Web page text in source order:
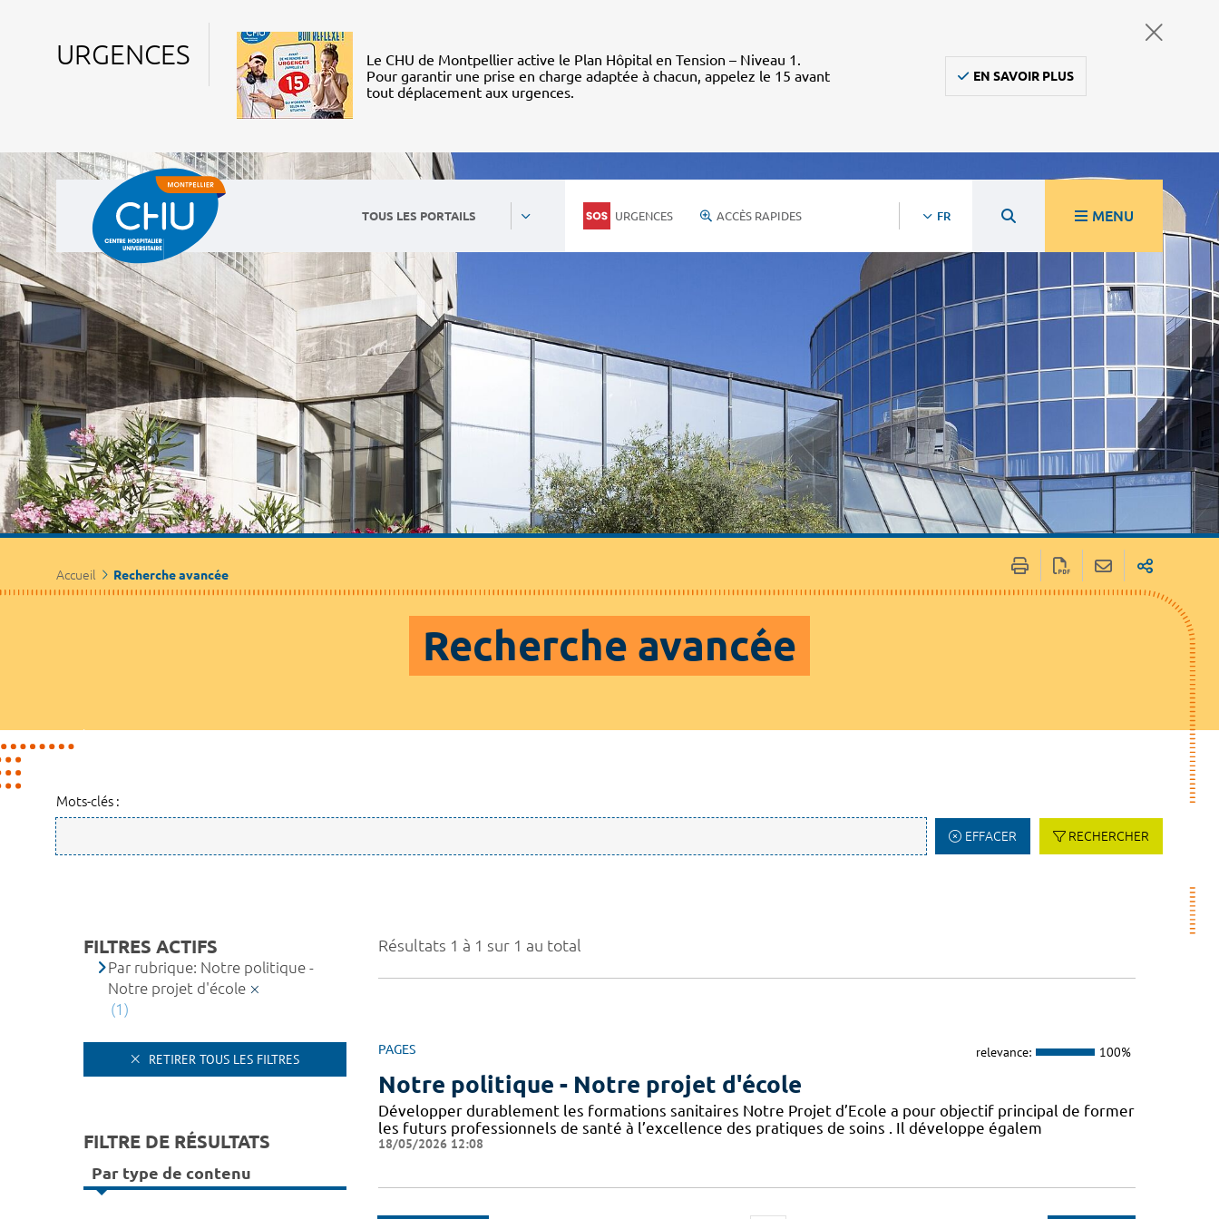
URGENCES
Le CHU de Montpellier active le Plan Hôpital en Tension – Niveau 1.
Pour garantir une prise en charge adaptée à chacun, appelez le 15 avant
tout déplacement aux urgences.
EN SAVOIR PLUS
TOUS LES PORTAILS URGENCES ACCÈS RAPIDES FR MENU
Accueil Recherche avancée
Recherche avancée
Mots-clés :
EFFACER RECHERCHER
Résultats 1 à 1 sur 1 au total
PAGES relevance: 100%
Notre politique - Notre projet d'école
Développer durablement les formations sanitaires Notre Projet d’Ecole a pour objectif principal de former
les futurs professionnels de santé à l’excellence des pratiques de soins . Il développe égalem
18/05/2026 12:08
FILTRES ACTIFS
Par rubrique: Notre politique -
Notre projet d'école
(1)
RETIRER TOUS LES FILTRES
FILTRE DE RÉSULTATS
Par type de contenu